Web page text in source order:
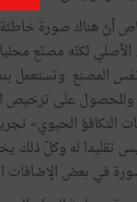
أنّ هناك صورة خاطئة
لكنّه مصنّع
نفس المصنع وتستعمل
وللحصول على ترخيص
الحيوي»
تقليدا له وكلّ
في بعض الإضافات